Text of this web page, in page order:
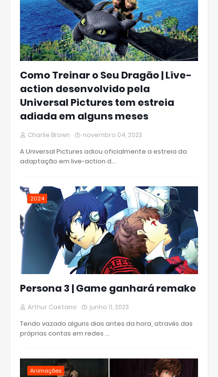
Como Treinar o Seu Dragão | Live-
action desenvolvido pela
Universal Pictures tem estreia
adiada em alguns meses
Charlie Brown novembro 04, 2023
A Universal Pictures adiou oficialmente a estreia da
adaptação em live-action d…
2024
Persona 3 | Game ganhará remake
Arthur Caetano junho 11, 2023
Tendo vazado alguns dias antes da hora, através das
próprias contas em redes …
Animações